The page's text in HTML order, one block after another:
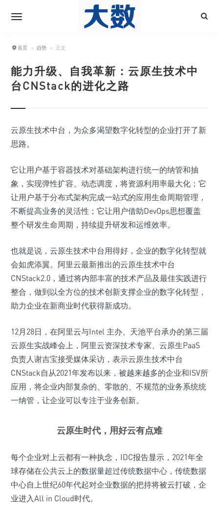
首页 › 趋势 › 正文
能力升级、自我革新：云原生技术中
台CNStack的进化之路
云原生技术中台，为众多渴望数字化转型的企业打开了新
思路。
它让用户基于容器技术对基础架构进行统一的纳管和抽
象，实现弹性扩容、动态调度，将资源利用率最大化；它
让用户基于分布式架构完成一站式的应用生命周期管理，
不断提高业务的灵活性；它让用户借助DevOps思想覆盖
整个研发生命周期，持续提升研发和运维效率。
也就是说，云原生技术中台用得好，企业的数字化转型就
会如虎添翼。阿里云最新推出的云原生技术中台
CNStack2.0，通过将内部丰富的技术产品及最佳实践进行
整合，做到以全方位的技术创新支撑企业的数字化转型，
助力企业在新商业时代获得新成功。
12月28日，在阿里云与Intel 主办、天池平台承办的第三届
云原生实战峰会上，阿里云资深技术专家、云原生PaaS
负责人谢吉宝接受媒体采访，表示云原生技术中台
CNStack自从2021年发布以来，被越来越多的企业和ISV所
应用，将企业内部复杂的、零散的、不规范的业务系统统
一纳管，让企业可以专注于业务创新。
云原生时代，用好云有点难
每个企业对上云都有一种执念，IDC报告显示，2021年全
球存储在公共云上的数据量超过传统数据中心，传统数据
中心自上世纪60年代起对企业数据的把持将被云打破，企
业进入All in Cloud时代。